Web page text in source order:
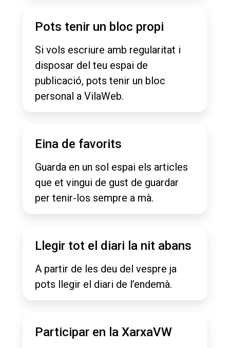
Pots tenir un bloc propi
Si vols escriure amb regularitat i
disposar del teu espai de
publicació, pots tenir un bloc
personal a VilaWeb.
Eina de favorits
Guarda en un sol espai els articles
que et vingui de gust de guardar
per tenir-los sempre a mà.
Llegir tot el diari la nit abans
A partir de les deu del vespre ja
pots llegir el diari de l’endemà.
Participar en la XarxaVW